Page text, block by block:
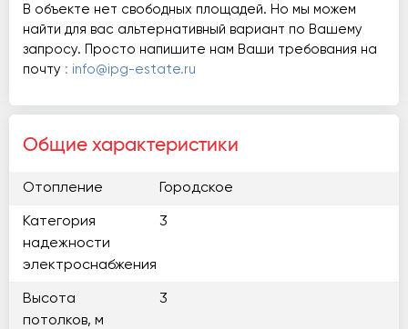
В объекте нет свободных площадей. Но мы можем
найти для вас альтернативный вариант по Вашему
запросу. Просто напишите нам Ваши требования на
почту : info@ipg-estate.ru
Общие характеристики
Отопление Городское
Категория
надежности
электроснабжения
3
Высота
потолков, м
3